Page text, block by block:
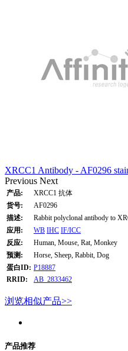
XRCC1 Antibody - AF0296
Previous Next
产品:
XRCC1 抗体
货号:
AF0296
描述:
Rabbit polyclonal antibody to
应用:
WB IHC IF/ICC
反应:
Human, Mouse, Rat, Monkey
预测:
Horse, Sheep, Rabbit, Dog
蛋白ID: P18887
RRID:
AB_2833462
浏览相似产品>>
产品推荐